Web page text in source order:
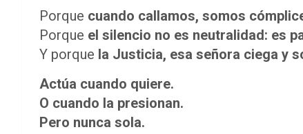
Porque cuando callamos, somos
Porque el silencio no es neutralidad: es
Y porque la Justicia, esa señora ciega y
Actúa cuando quiere.
O cuando la presionan.
Pero nunca sola.